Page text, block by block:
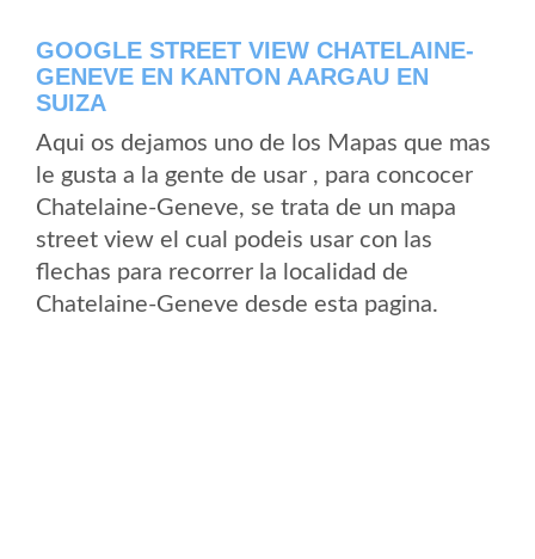
GOOGLE STREET VIEW CHATELAINE-
GENEVE EN KANTON AARGAU EN
SUIZA
Aqui os dejamos uno de los Mapas que mas
le gusta a la gente de usar , para concocer
Chatelaine-Geneve, se trata de un mapa
street view el cual podeis usar con las
flechas para recorrer la localidad de
Chatelaine-Geneve desde esta pagina.